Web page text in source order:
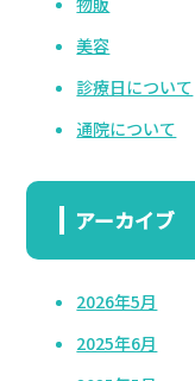
美容
診療日について
通院について
アーカイブ
2026年5月
2025年6月